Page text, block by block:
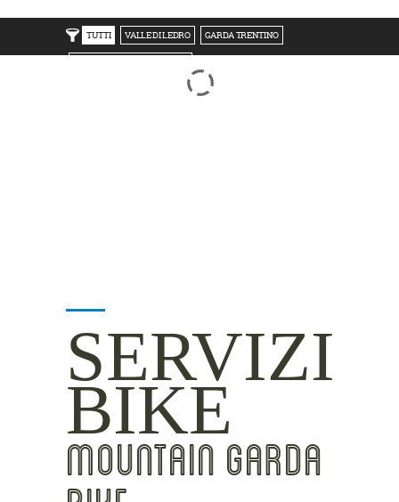
TUTTI VALLE DI LEDRO GARDA TRENTINO
ROVERETO M.BALDO V/GRESTA
SERVIZI
BIKE
MOUNTAIN GARDA